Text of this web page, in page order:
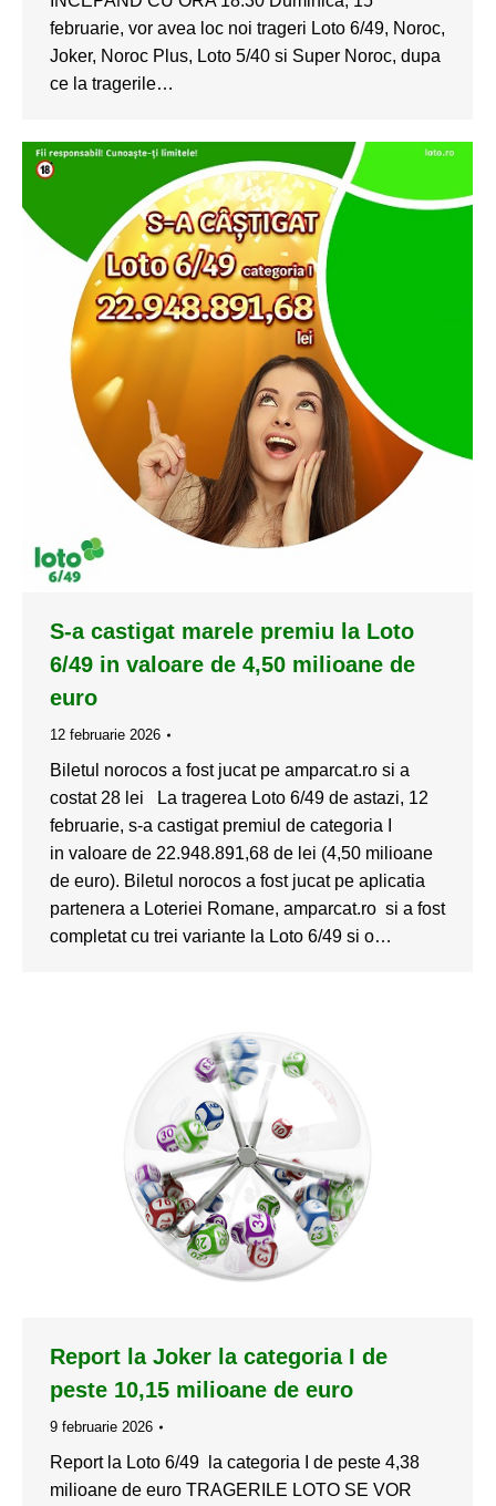
februarie, vor avea loc noi trageri Loto 6/49, Noroc,
Joker, Noroc Plus, Loto 5/40 si Super Noroc, dupa
ce la tragerile…
S-a castigat marele premiu la Loto
6/49 in valoare de 4,50 milioane de
euro
12 februarie 2026
Biletul norocos a fost jucat pe amparcat.ro si a
costat 28 lei La tragerea Loto 6/49 de astazi, 12
februarie, s-a castigat premiul de categoria I
in valoare de 22.948.891,68 de lei (4,50 milioane
de euro). Biletul norocos a fost jucat pe aplicatia
partenera a Loteriei Romane, amparcat.ro si a fost
completat cu trei variante la Loto 6/49 si o…
Report la Joker la categoria I de
peste 10,15 milioane de euro
9 februarie 2026
Report la Loto 6/49 la categoria I de peste 4,38
milioane de euro TRAGERILE LOTO SE VOR